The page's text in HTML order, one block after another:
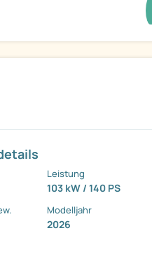
Leistung
103 kW / 140 PS
Modelljahr
2026